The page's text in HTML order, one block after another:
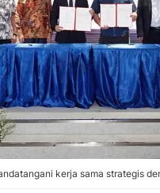
kerja sama strategis